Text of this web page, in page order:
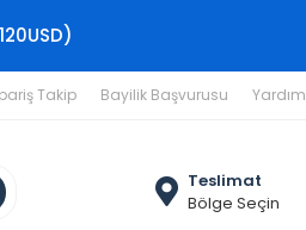
Takip Bayilik Başvurusu Yardım
Teslimat
Bölge Seçin